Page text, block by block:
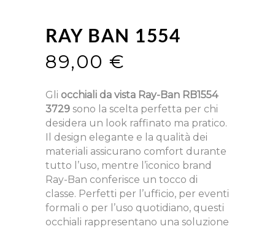
RAY BAN 1554
89,00 €
Gli occhiali da vista Ray-Ban RB1554
3729 sono la scelta perfetta per chi
desidera un look raffinato ma pratico.
Il design elegante e la qualità dei
materiali assicurano comfort durante
tutto l’uso, mentre l’iconico brand
Ray-Ban conferisce un tocco di
classe. Perfetti per l’ufficio, per eventi
formali o per l’uso quotidiano, questi
occhiali rappresentano una soluzione